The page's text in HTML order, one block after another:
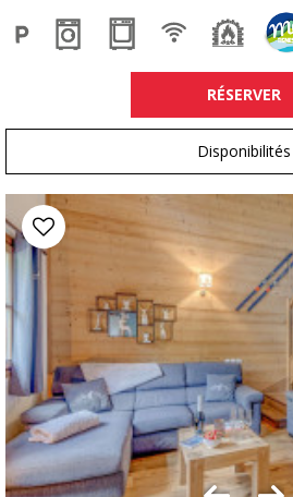
RÉSERVER
Disponibilités